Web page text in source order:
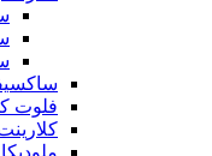
فلوت
ملودیکا